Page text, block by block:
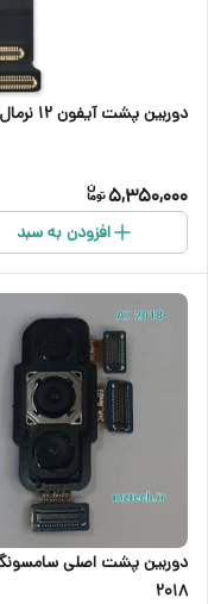
دوربین پشت آیفون ۱۲ نرمال
5,350,000
افزودن به سبد
2018